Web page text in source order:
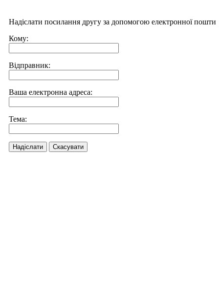
Надіслати посилання другу за допомогою електронної пошти
Кому:
Відправник:
Ваша електронна адреса:
Тема:
Надіслати Скасувати